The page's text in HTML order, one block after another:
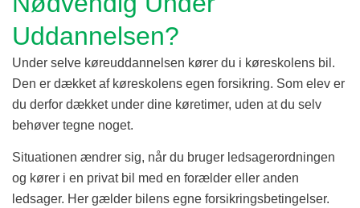
Uddannelsen?
Under selve køreuddannelsen kører du i køreskolens bil.
Den er dækket af køreskolens egen forsikring. Som elev er
du derfor dækket under dine køretimer, uden at du selv
behøver tegne noget.
Situationen ændrer sig, når du bruger ledsagerordningen
og kører i en privat bil med en forælder eller anden
ledsager. Her gælder bilens egne forsikringsbetingelser.